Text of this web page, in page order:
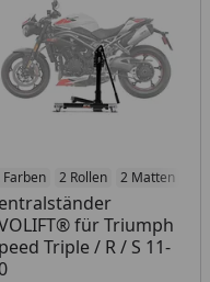
Add-Ons 2 Branding-Optionen
Farben 2 Rollen 2 Matten
für Triumph
Triple / R / S 11-
nicht lieferbar